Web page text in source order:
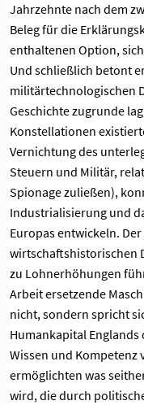
Jahrzehnte nach dem
Beleg für die
enthaltenen Option,
Und schließlich betont
militärtechnologischen
Geschichte zugrunde
Konstellationen
Vernichtung des
Steuern und Militär,
Spionage zuließen),
Industrialisierung und
Europas entwickeln.
wirtschaftshistorischen
zu Lohnerhöhungen
Arbeit ersetzende
nicht, sondern spricht
Humankapital
Wissen und Kompetenz
ermöglichten was
wird, die durch